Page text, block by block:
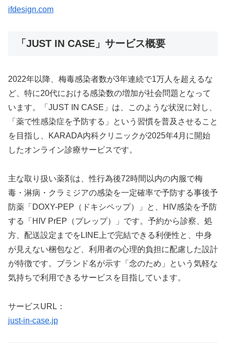
ifdesign.com
「JUST IN CASE」サービス概要
2022年以降、梅毒感染者数が3年連続で1万人を超えるな
ど、特に20代における感染数の増加が社会問題となって
います。「JUST IN CASE」は、このような状況に対し、
「薬で性感染症を予防する」という習慣を普及させること
を目指し、KARADA内科クリニックが2025年4月に開始
したオンライン診療サービスです。
主な取り扱い薬剤は、性行為後72時間以内の内服で梅
毒・淋病・クラミジアの感染を一定確率で予防する事後予
防薬「DOXY-PEP（ドキシペップ）」と、HIV感染を予防
する「HIV PrEP（プレップ）」です。予約から診察、処
方、配送設定までをLINE上で完結できる利便性と、中身
が見えない梱包など、利用者の心理的負担に配慮した設計
が特徴です。ブランド名が示す「念のため」という気軽な
気持ちで利用できるサービスを目指しています。
サービスURL：
just-in-case.jp